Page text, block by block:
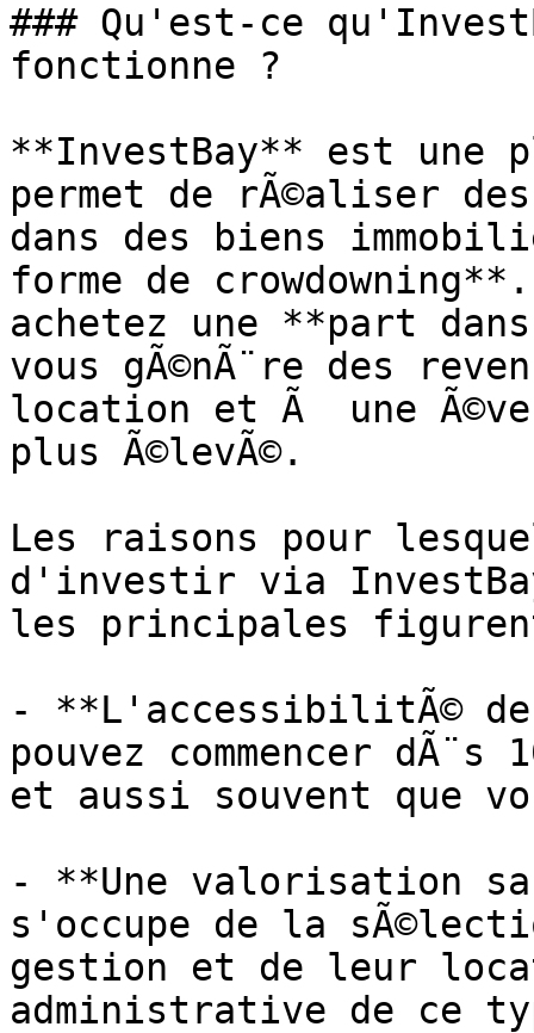
### Qu'est-ce
fonctionne ?
**InvestBay** est une
permet de rÃ©aliser
dans des biens
forme de
achetez une **part
vous gÃ©nÃ¨re des
location et Ã  une
plus Ã©levÃ©.
Les raisons pour
d'investir via
les principales
- **L'accessibilitÃ©
pouvez commencer
et aussi souvent que
- **Une valorisation
s'occupe de la
gestion et de leur
administrative de ce